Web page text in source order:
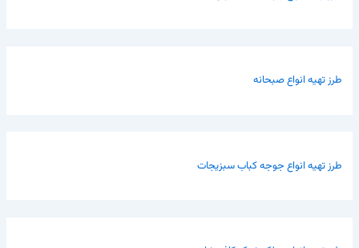
طرز تهیه انواع صبحانه
طرز تهیه انواع جوجه کباب سبزیجات